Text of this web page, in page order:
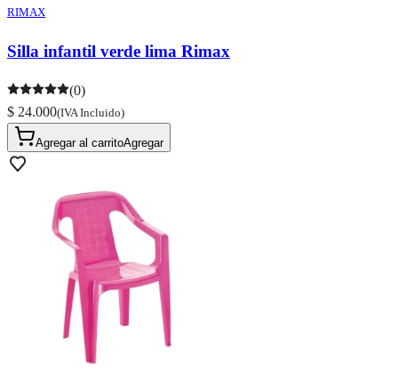
RIMAX
Silla infantil verde lima Rimax
(0)
$ 24.000(IVA Incluido)
Agregar al carritoAgregar